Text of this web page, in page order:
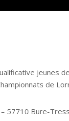
jeunes
de
57710 Bure-